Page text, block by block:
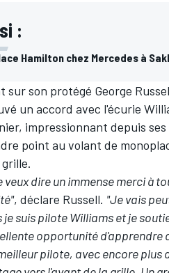
:
Hamilton chez Mercedes à
sur son protégé George
un accord avec l'écurie
impressionnant depuis
point au volant de
veux dire un immense merci à
, déclare Russell. "Je vais
suis pilote Williams et je
opportunité d'apprendre
pilote, avec encore